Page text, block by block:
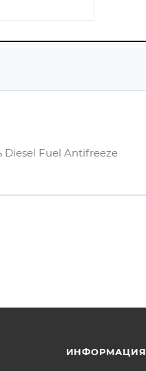
Diesel Fuel Antifreeze
ИНФОРМАЦИЯ